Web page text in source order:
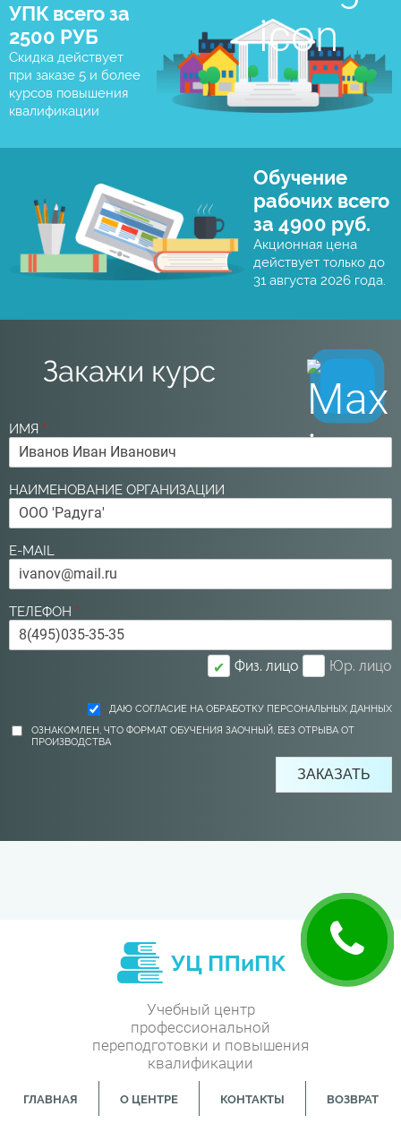
УПК всего за
2500 РУБ
Скидка действует
при заказе 5 и более
курсов повышения
квалификации
Обучение
рабочих всего
за 4900 руб.
Акционная цена
действует только до
31 августа 2026 года.
Закажи курс
ИМЯ *
НАИМЕНОВАНИЕ ОРГАНИЗАЦИИ
E-MAIL
ТЕЛЕФОН *
✔ Физ. лицо Юр. лицо
ДАЮ СОГЛАСИЕ НА ОБРАБОТКУ ПЕРСОНАЛЬНЫХ ДАННЫХ
ОЗНАКОМЛЕН, ЧТО ФОРМАТ ОБУЧЕНИЯ ЗАОЧНЫЙ, БЕЗ ОТРЫВА ОТ
ПРОИЗВОДСТВА
Учебный центр
профессиональной
переподготовки и повышения
квалификации
ГЛАВНАЯ О ЦЕНТРЕ КОНТАКТЫ ВОЗВРАТ